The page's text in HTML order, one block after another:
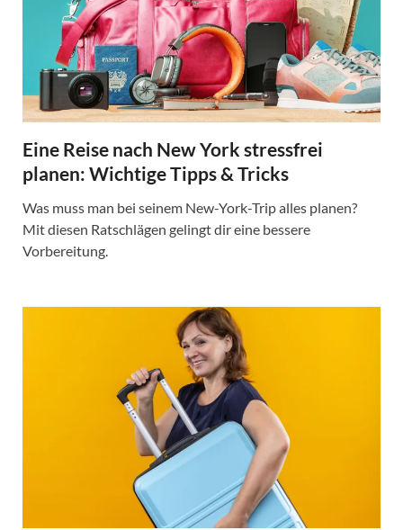
Eine Reise nach New York stressfrei
planen: Wichtige Tipps & Tricks
Was muss man bei seinem New-York-Trip alles planen?
Mit diesen Ratschlägen gelingt dir eine bessere
Vorbereitung.